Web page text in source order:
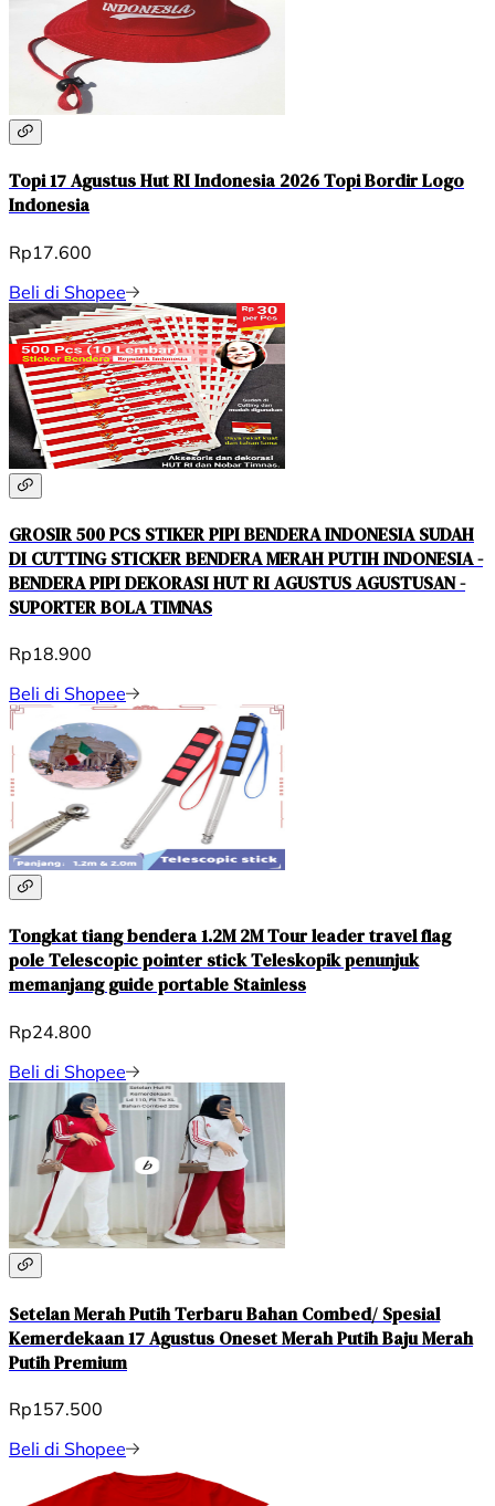
Topi 17 Agustus Hut RI Indonesia 2026 Topi Bordir Logo
Indonesia
Rp17.600
Beli di Shopee
GROSIR 500 PCS STIKER PIPI BENDERA INDONESIA SUDAH
DI CUTTING STICKER BENDERA MERAH PUTIH INDONESIA -
BENDERA PIPI DEKORASI HUT RI AGUSTUS AGUSTUSAN -
SUPORTER BOLA TIMNAS
Rp18.900
Beli di Shopee
Tongkat tiang bendera 1.2M 2M Tour leader travel flag
pole Telescopic pointer stick Teleskopik penunjuk
memanjang guide portable Stainless
Rp24.800
Beli di Shopee
Setelan Merah Putih Terbaru Bahan Combed/ Spesial
Kemerdekaan 17 Agustus Oneset Merah Putih Baju Merah
Putih Premium
Rp157.500
Beli di Shopee